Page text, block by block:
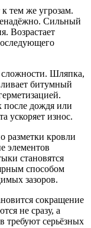
к тем же угрозам.
Сильный
Возрастает
сложности. Шляпка,
битумный
после дождя или
ускоряет износ.
разметки кровли
элементов
становятся
способом
зазоров.
сокращение
не сразу, а
требуют серьёзных